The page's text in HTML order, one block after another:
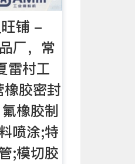
旺铺 -
厂，常
雷村工
胶密封
橡胶制
喷涂;特
;模切胶